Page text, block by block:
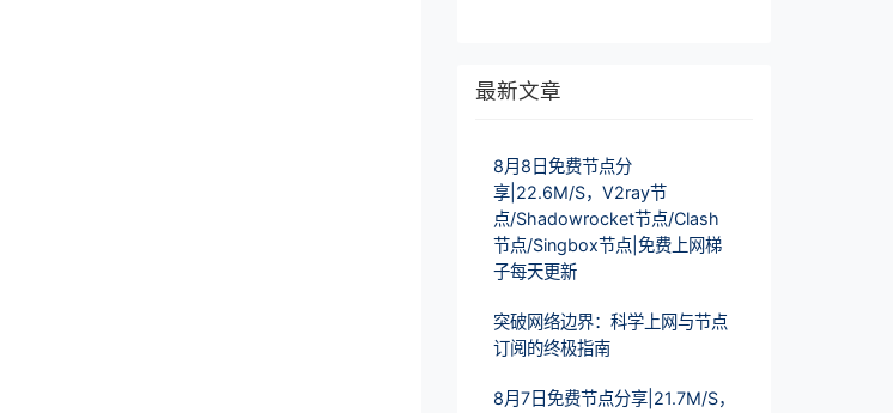
最新文章
8月8日免费节点分
享|22.6M/S，V2ray节
点/Shadowrocket节点/Clash
节点/Singbox节点|免费上网梯
子每天更新
突破网络边界：科学上网与节点
订阅的终极指南
8月7日免费节点分享|21.7M/S，